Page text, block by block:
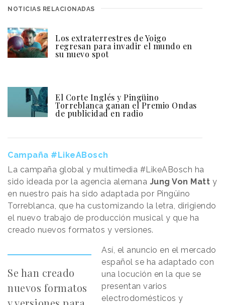
NOTICIAS RELACIONADAS
Los extraterrestres de Yoigo
regresan para invadir el mundo en
su nuevo spot
El Corte Inglés y Pingüino
Torreblanca ganan el Premio Ondas
de publicidad en radio
Campaña #LikeABosch
La campaña global y multimedia #LikeABosch ha
sido ideada por la agencia alemana Jung Von Matt y
en nuestro país ha sido adaptada por Pingüino
Torreblanca, que ha customizando la letra, dirigiendo
el nuevo trabajo de producción musical y que ha
creado nuevos formatos y versiones.
Se han creado
nuevos formatos
Así, el anuncio en el mercado
español se ha adaptado con
una locución en la que se
presentan varios
electrodomésticos y